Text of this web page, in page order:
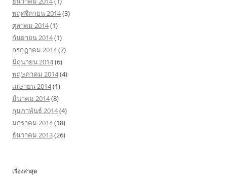
พฤศจิกายน 2014(3)
ตุลาคม 2014(1)
กันยายน 2014(1)
กรกฎาคม 2014(7)
มิถุนายน 2014(6)
พฤษภาคม 2014(4)
เมษายน 2014(1)
มีนาคม 2014(8)
กุมภาพันธ์ 2014(4)
มกราคม 2014(18)
ธันวาคม 2013(26)
เรื่องล่าสุด